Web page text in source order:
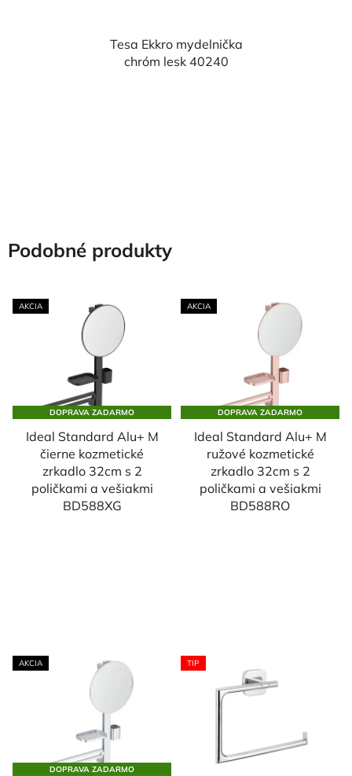
Tesa Ekkro mydelnička
chróm lesk 40240
Podobné produkty
AKCIA
DOPRAVA ZADARMO
Ideal Standard Alu+ M
čierne kozmetické
zrkadlo 32cm s 2
poličkami a vešiakmi
BD588XG
AKCIA
DOPRAVA ZADARMO
Ideal Standard Alu+ M
ružové kozmetické
zrkadlo 32cm s 2
poličkami a vešiakmi
BD588RO
AKCIA
DOPRAVA ZADARMO
TIP